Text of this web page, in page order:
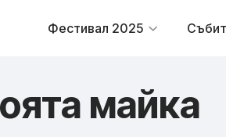
Фестивал 2025
майка